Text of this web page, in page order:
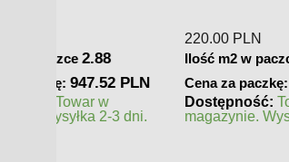
Ilość m2 w paczce 2.14
Cena za paczkę: 704.06 PLN
Dostępność:
Towar w
magazynie. Wysyłka 2-3 dni.